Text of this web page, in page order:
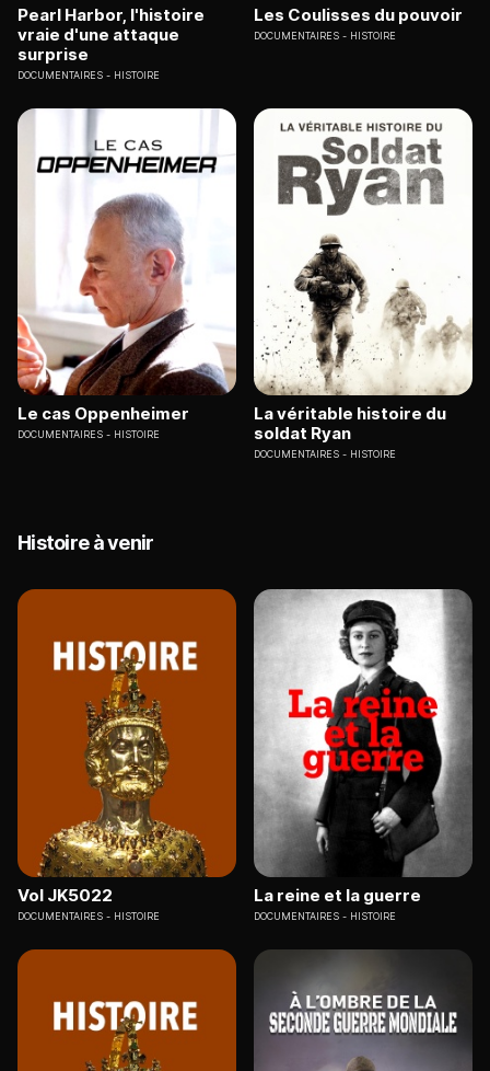
Pearl Harbor, l'histoire
vraie d'une attaque
surprise
DOCUMENTAIRES HISTOIRE
Les Coulisses du pouvoir
DOCUMENTAIRES HISTOIRE
Le cas Oppenheimer
DOCUMENTAIRES HISTOIRE
La véritable histoire du
soldat Ryan
DOCUMENTAIRES HISTOIRE
Histoire à venir
Vol JK5022
DOCUMENTAIRES HISTOIRE
La reine et la guerre
DOCUMENTAIRES HISTOIRE